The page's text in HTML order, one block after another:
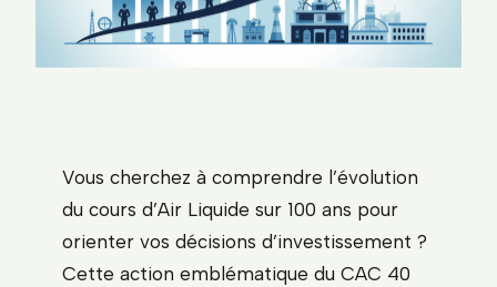
Vous cherchez à comprendre l’évolution
du cours d’Air Liquide sur 100 ans pour
orienter vos décisions d’investissement ?
Cette action emblématique du CAC 40